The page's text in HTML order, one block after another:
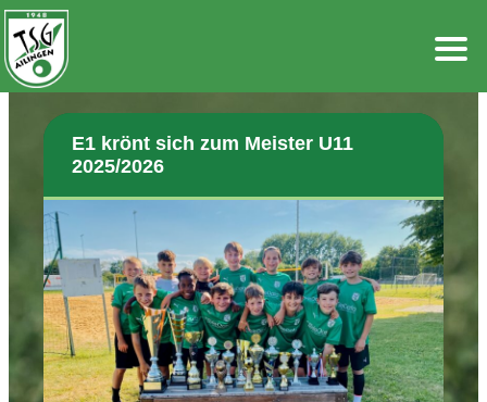
Zum
Inhalt
springen
E1 krönt sich zum Meister U11
2025/2026